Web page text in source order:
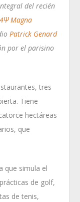
del recién
Magna
Patrick Genard
por el parisino
tres
Tiene
hectáreas
que
que simula el
de golf,
de tenis,